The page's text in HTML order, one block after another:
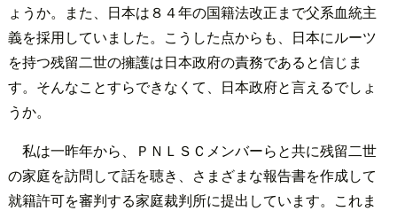
ょうか。また、日本は８４年の国籍法改正まで父系血統主
義を採用していました。こうした点からも、日本にルーツ
を持つ残留二世の擁護は日本政府の責務であると信じま
す。そんなことすらできなくて、日本政府と言えるでしょ
うか。
私は一昨年から、ＰＮＬＳＣメンバーらと共に残留二世
の家庭を訪問して話を聴き、さまざまな報告書を作成して
就籍許可を審判する家庭裁判所に提出しています。これま